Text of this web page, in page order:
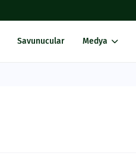
Savunucular Medya